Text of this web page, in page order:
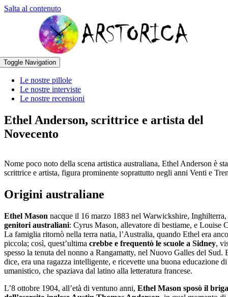
Salta al contenuto
Toggle Navigation
Le nostre pillole
Le nostre interviste
Le nostre recensioni
Ethel Anderson, scrittrice e artista del
Novecento
Nome poco noto della scena artistica australiana, Ethel Anderson è
scrittrice e artista, figura prominente soprattutto negli anni Venti e
Origini australiane
Ethel Mason nacque il 16 marzo 1883 nel Warwickshire, Inghilterra,
genitori australiani: Cyrus Mason, allevatore di bestiame, e Louise
La famiglia ritornò nella terra natia, l’Australia, quando Ethel era
piccola; così, quest’ultima crebbe e frequentò le scuole a Sidney,
spesso la tenuta del nonno a Rangamatty, nel Nuovo Galles del Sud.
dice, era una ragazza intelligente, e ricevette una buona educazione
umanistico, che spaziava dal latino alla letteratura francese.
L’8 ottobre 1904, all’età di ventuno anni, Ethel Mason sposò il